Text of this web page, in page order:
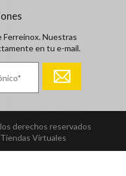
Nuestras
en tu e-mail.
derechos reservados
Tiendas Virtuales